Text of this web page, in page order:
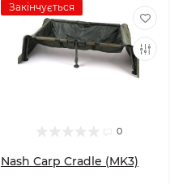
Закінчується
0
Nash Carp Cradle (MK3)